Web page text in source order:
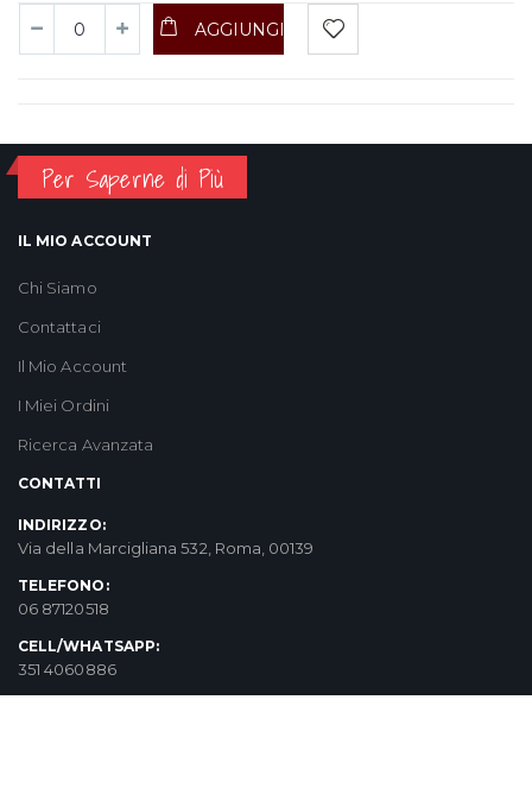
AGGIUNGI
Per Saperne di Più
IL MIO ACCOUNT
Chi Siamo
Contattaci
Il Mio Account
I Miei Ordini
Ricerca Avanzata
CONTATTI
INDIRIZZO:
Via della Marcigliana 532, Roma, 00139
TELEFONO:
06 87120518
CELL/WHATSAPP:
351 4060886